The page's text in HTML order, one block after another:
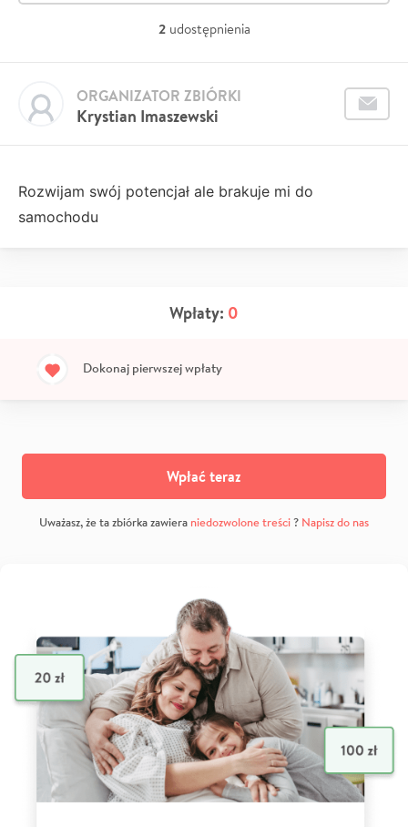
2 udostępnienia
Krystian Imaszewski
ORGANIZATOR ZBIÓRKI
Rozwijam swój potencjał ale brakuje mi do
samochodu
Wpłaty: 0
Dokonaj pierwszej wpłaty
Wpłać teraz
Uważasz, że ta zbiórka zawiera niedozwolone treści? Napisz do nas